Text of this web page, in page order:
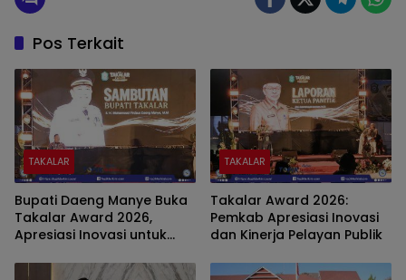
Pos Terkait
TAKALAR
Bupati Daeng Manye Buka
Takalar Award 2026,
Apresiasi Inovasi untuk
Publik
TAKALAR
Takalar Award 2026:
Pemkab Apresiasi Inovasi
dan Kinerja Pelayan Publik